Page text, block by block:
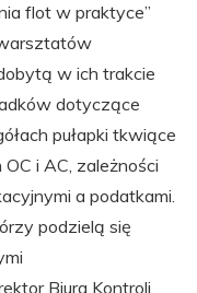
flot w praktyce”
w ich trakcie
dotyczące
pułapki tkwiące
i AC, zależności
a podatkami.
podzielą się
Biura Kontroli